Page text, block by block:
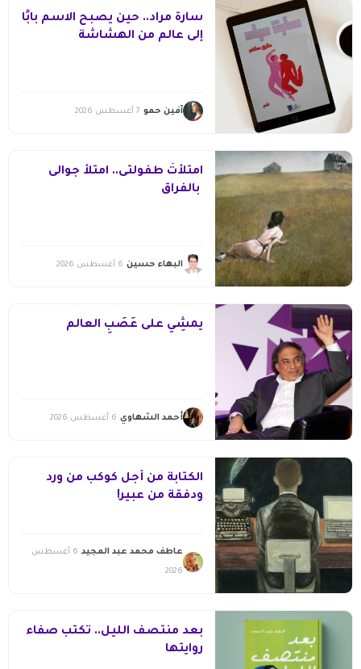
سارة مراد.. حين يصبح الاسم بابًا
إلى عالم من الهشاشة
آفين حمو 7 أغسطس 2026
امتلأتْ طفولتى.. امتلأ جوالى
بالفراق
البهاء حسين 6 أغسطس 2026
يمشِي على عَصَبِ العالم
أحمد الشهاوي 6 أغسطس 2026
الكتابة من أجل كوكب من ورد
ودفقة من عبير!
عاطف محمد عبد المجيد 6 أغسطس
2026
بعد منتصف الليل.. تكتب صفاء
روايتها